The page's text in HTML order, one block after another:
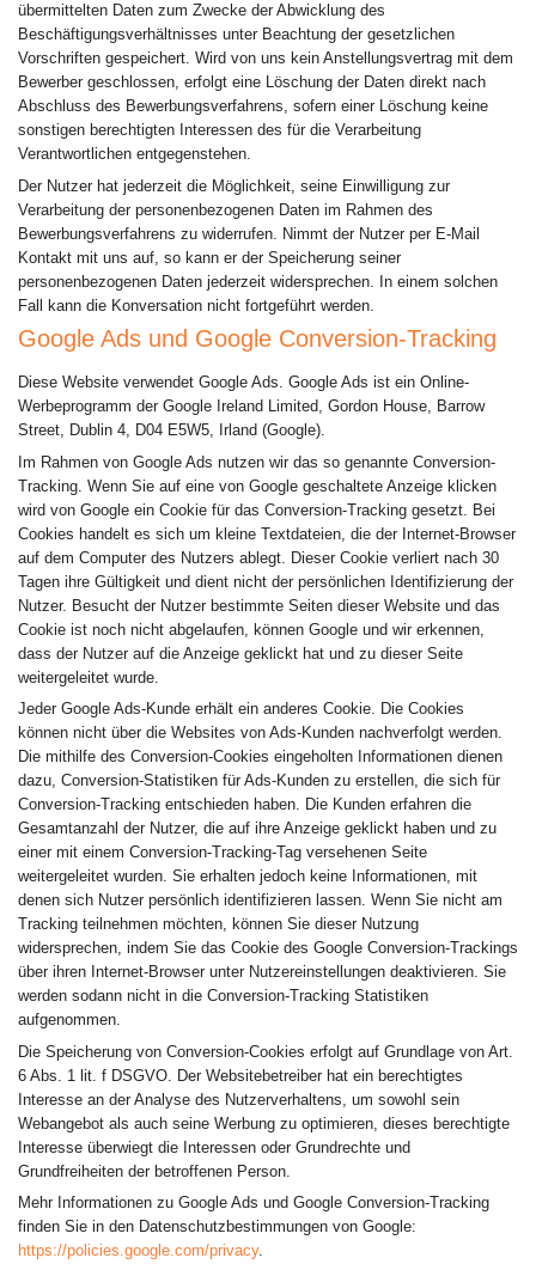
übermittelten Daten zum Zwecke der Abwicklung des
Beschäftigungsverhältnisses unter Beachtung der gesetzlichen
Vorschriften gespeichert. Wird von uns kein Anstellungsvertrag mit dem
Bewerber geschlossen, erfolgt eine Löschung der Daten direkt nach
Abschluss des Bewerbungsverfahrens, sofern einer Löschung keine
sonstigen berechtigten Interessen des für die Verarbeitung
Verantwortlichen entgegenstehen.
Der Nutzer hat jederzeit die Möglichkeit, seine Einwilligung zur
Verarbeitung der personenbezogenen Daten im Rahmen des
Bewerbungsverfahrens zu widerrufen. Nimmt der Nutzer per E-Mail
Kontakt mit uns auf, so kann er der Speicherung seiner
personenbezogenen Daten jederzeit widersprechen. In einem solchen
Fall kann die Konversation nicht fortgeführt werden.
Google Ads und Google Conversion-Tracking
Diese Website verwendet Google Ads. Google Ads ist ein Online-
Werbeprogramm der Google Ireland Limited, Gordon House, Barrow
Street, Dublin 4, D04 E5W5, Irland (Google).
Im Rahmen von Google Ads nutzen wir das so genannte Conversion-
Tracking. Wenn Sie auf eine von Google geschaltete Anzeige klicken
wird von Google ein Cookie für das Conversion-Tracking gesetzt. Bei
Cookies handelt es sich um kleine Textdateien, die der Internet-Browser
auf dem Computer des Nutzers ablegt. Dieser Cookie verliert nach 30
Tagen ihre Gültigkeit und dient nicht der persönlichen Identifizierung der
Nutzer. Besucht der Nutzer bestimmte Seiten dieser Website und das
Cookie ist noch nicht abgelaufen, können Google und wir erkennen,
dass der Nutzer auf die Anzeige geklickt hat und zu dieser Seite
weitergeleitet wurde.
Jeder Google Ads-Kunde erhält ein anderes Cookie. Die Cookies
können nicht über die Websites von Ads-Kunden nachverfolgt werden.
Die mithilfe des Conversion-Cookies eingeholten Informationen dienen
dazu, Conversion-Statistiken für Ads-Kunden zu erstellen, die sich für
Conversion-Tracking entschieden haben. Die Kunden erfahren die
Gesamtanzahl der Nutzer, die auf ihre Anzeige geklickt haben und zu
einer mit einem Conversion-Tracking-Tag versehenen Seite
weitergeleitet wurden. Sie erhalten jedoch keine Informationen, mit
denen sich Nutzer persönlich identifizieren lassen. Wenn Sie nicht am
Tracking teilnehmen möchten, können Sie dieser Nutzung
widersprechen, indem Sie das Cookie des Google Conversion-Trackings
über ihren Internet-Browser unter Nutzereinstellungen deaktivieren. Sie
werden sodann nicht in die Conversion-Tracking Statistiken
aufgenommen.
Die Speicherung von Conversion-Cookies erfolgt auf Grundlage von Art.
6 Abs. 1 lit. f DSGVO. Der Websitebetreiber hat ein berechtigtes
Interesse an der Analyse des Nutzerverhaltens, um sowohl sein
Webangebot als auch seine Werbung zu optimieren, dieses berechtigte
Interesse überwiegt die Interessen oder Grundrechte und
Grundfreiheiten der betroffenen Person.
Mehr Informationen zu Google Ads und Google Conversion-Tracking
finden Sie in den Datenschutzbestimmungen von Google:
https://policies.google.com/privacy.